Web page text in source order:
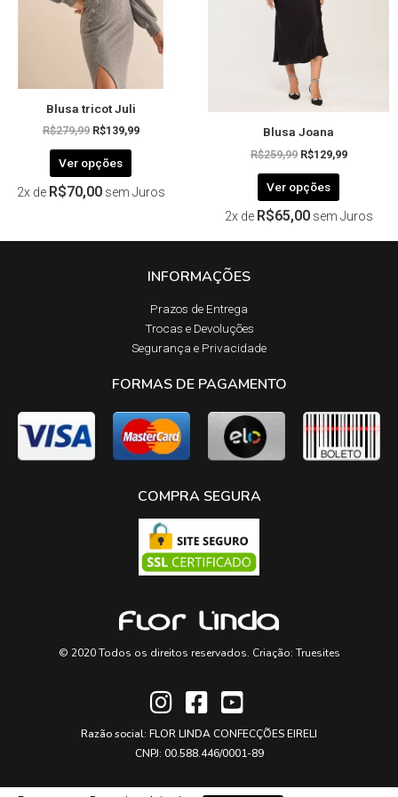
Blusa tricot Juli
R$279,99 R$139,99
Ver opções
podem
ser
escolhidas
página
do
produto
2x de R$70,00 sem Juros
Blusa Joana
R$259,99 R$129,99
Ver opções
do
2x de R$65,00 sem Juros
INFORMAÇÕES
Prazos de Entrega​
Trocas e Devoluções​
Segurança e Privacidade
FORMAS DE PAGAMENTO
COMPRA SEGURA
© 2020 Todos os direitos reservados. Criação: Truesites
Razão social: FLOR LINDA CONFECÇÕES EIRELI
CNPJ: 00.588.446/0001-89